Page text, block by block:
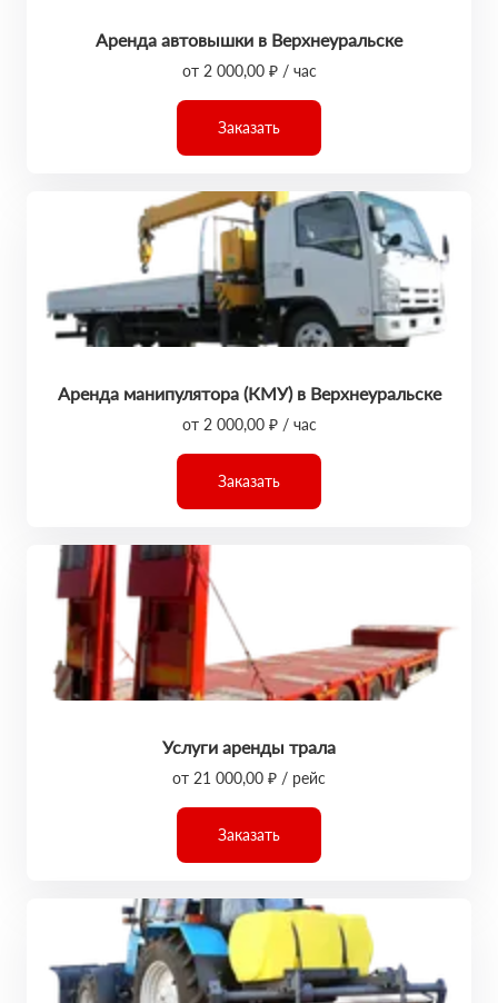
Аренда автовышки в Верхнеуральске
от 2 000,00 ₽ / час
Заказать
Аренда манипулятора (КМУ) в Верхнеуральске
от 2 000,00 ₽ / час
Заказать
Услуги аренды трала
от 21 000,00 ₽ / рейс
Заказать